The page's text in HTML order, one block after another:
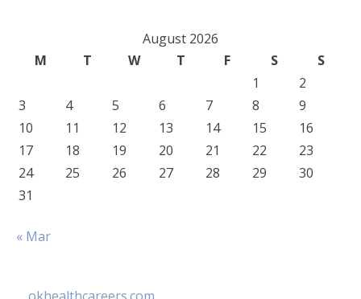
August 2026
M
T W T F S
S
1
2
3
4 5 6 7 8
9
10
11 12 13 14 15
16
17
18 19 20 21 22
23
24
25 26 27 28 29
30
31
« Mar